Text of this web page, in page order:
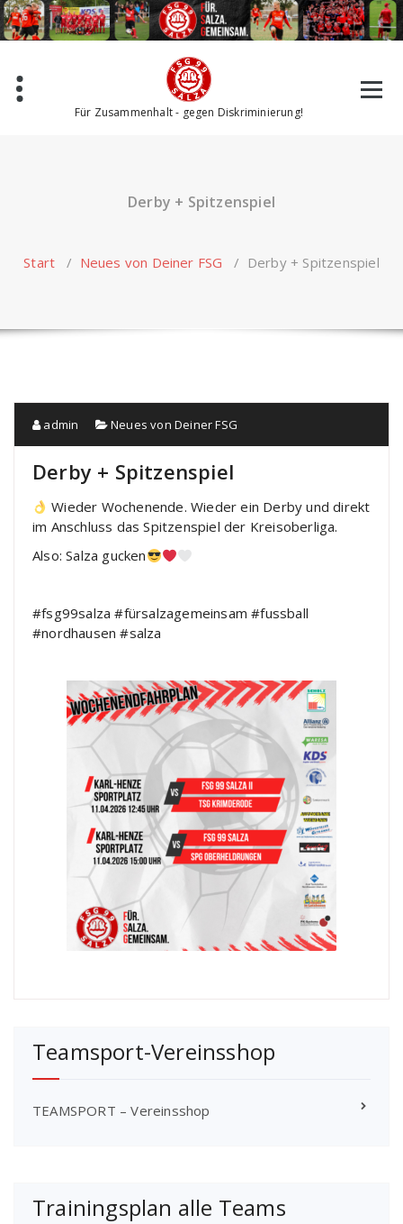
Zum
Inhalt
springen
Für Zusammenhalt - gegen Diskriminierung!
Derby + Spitzenspiel
Start / Neues von Deiner FSG / Derby + Spitzenspiel
admin Neues von Deiner FSG
Derby + Spitzenspiel
Wieder Wochenende. Wieder ein Derby und direkt
im Anschluss das Spitzenspiel der Kreisoberliga.
Also: Salza gucken
#fsg99salza #fürsalzagemeinsam #fussball
#nordhausen #salza
Teamsport-Vereinsshop
TEAMSPORT – Vereinsshop
Trainingsplan alle Teams